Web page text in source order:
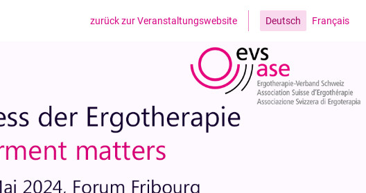
zurück zur Veranstaltungswebsite Deutsch Français